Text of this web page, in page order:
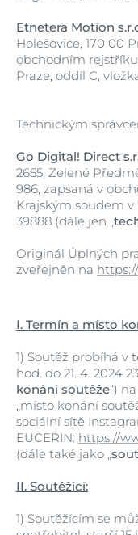
Etnetera Motion
Holešovice, 170 00
obchodním
Praze, oddíl C,
Technickým
Go Digital! Direct
2655, Zelené
986, zapsaná v
Krajským soudem v
39888 (dále jen „
Originál Úplných
zveřejněn na
I. Termín a místo
1) Soutěž probíhá v
hod. do 21. 4. 2024
konání soutěže“)
„místo konání
sociální sítě
EUCERIN: https://
(dále také jako „
II. Soutěžící:
1) Soutěžícím se